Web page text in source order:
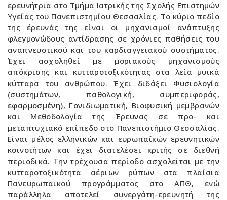
ερευνήτρια στο Τμήμα Ιατρικής της Σχολής Επιστημών
Υγείας του Πανεπιστημίου Θεσσαλίας. Το κύριο πεδίο
της έρευνάς της είναι οι μηχανισμοί ανάπτυξης
φλεγμονώδους αντίδρασης σε χρόνιες παθήσεις του
αναπνευστικού και του καρδιαγγειακού συστήματος.
Έχει ασχοληθεί με μοριακούς μηχανισμούς
απόκρισης και κυτταροτοξικότητας στα λεία μυικά
κύτταρα του ανθρώπου. Έχει διδάξει Φυσιολογία
(συστημάτων, παθολογική, συμπεριφοράς,
εφαρμοσμένη), Γονιδιωματική, Βιοφυσική μεμβρανών
και Μεθοδολογία της Έρευνας σε προ- και
μεταπτυχιακό επίπεδο στο Πανεπιστήμιο Θεσσαλίας.
Είναι μέλος ελληνικών και ευρωπαϊκών ερευνητικών
κοινοτήτων και έχει διατελέσει κριτής σε διεθνή
περιοδικά. Την τρέχουσα περίοδο ασχολείται με την
κυτταροτοξικότητα αέριων ρύπων στα πλαίσια
Πανευρωπαϊκού προγράμματος στο ΑΠΘ, ενώ
παράλληλα αποτελεί συνεργάτη-ερευνητή της